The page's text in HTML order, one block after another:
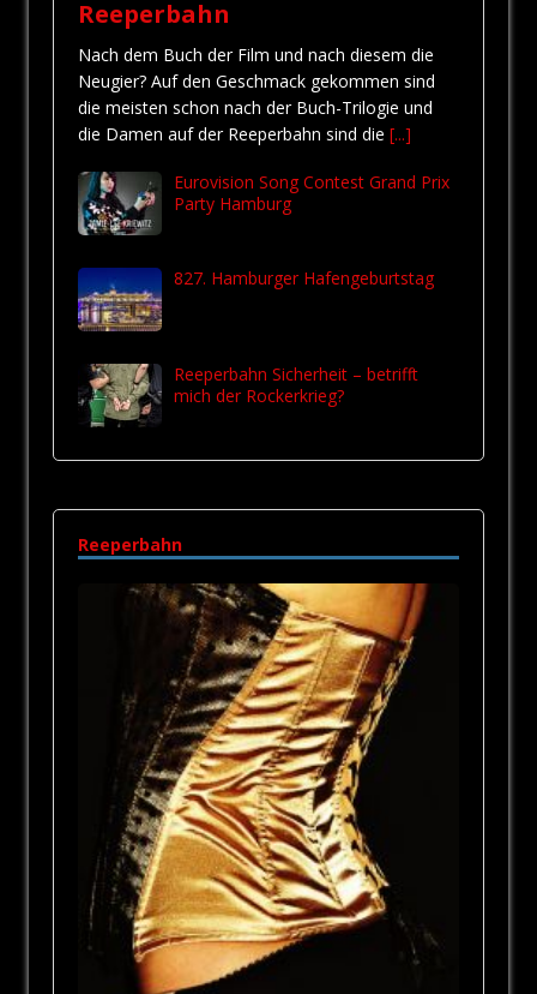
Reeperbahn
Nach dem Buch der Film und nach diesem die
Neugier? Auf den Geschmack gekommen sind
die meisten schon nach der Buch-Trilogie und
die Damen auf der Reeperbahn sind die [...]
Eurovision Song Contest Grand Prix
Party Hamburg
827. Hamburger Hafengeburtstag
Reeperbahn Sicherheit – betrifft
mich der Rockerkrieg?
Reeperbahn